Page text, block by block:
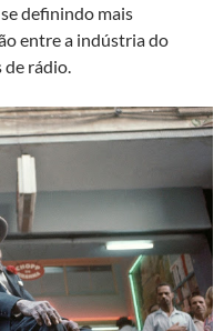
definindo mais
entre a indústria do
de rádio.